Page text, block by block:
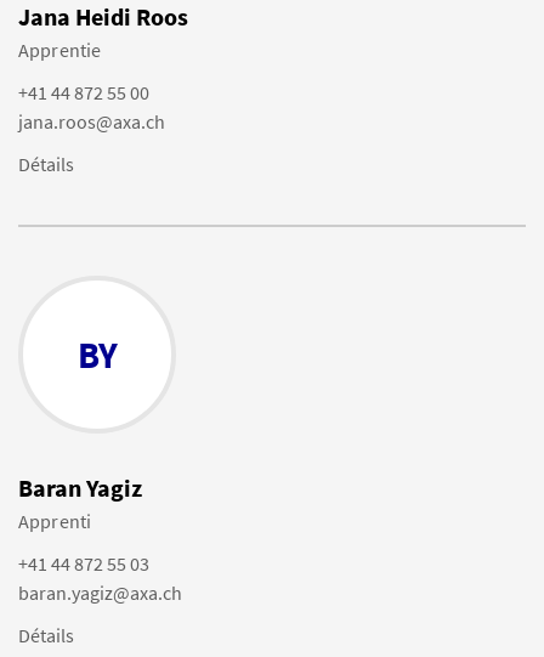
Jana Heidi Roos
Apprentie
+41 44 872 55 00
jana.roos@axa.ch
Détails
BY
Baran Yagiz
Apprenti
+41 44 872 55 03
baran.yagiz@axa.ch
Détails